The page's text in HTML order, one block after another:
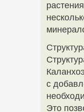
с
Это